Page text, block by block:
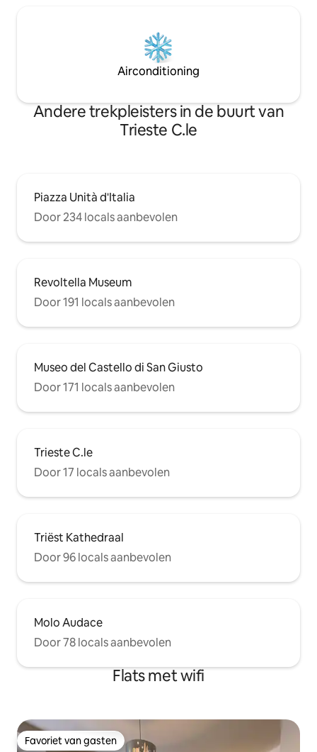
Airconditioning
Andere trekpleisters in de buurt van
Trieste C.le
Piazza Unità d'Italia
Door 234 locals aanbevolen
Revoltella Museum
Door 191 locals aanbevolen
Museo del Castello di San Giusto
Door 171 locals aanbevolen
Trieste C.le
Door 17 locals aanbevolen
Triëst Kathedraal
Door 96 locals aanbevolen
Molo Audace
Door 78 locals aanbevolen
Flats met wifi
Favoriet van gasten
Favoriet van gasten